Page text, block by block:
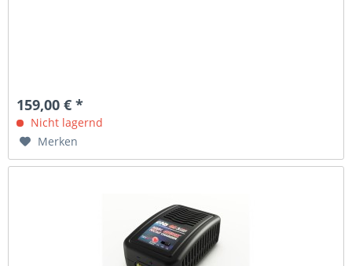
159,00 € *
Nicht lagernd
Merken